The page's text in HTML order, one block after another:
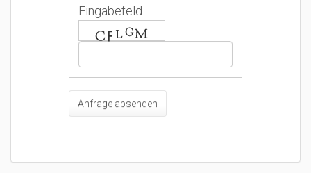
Eingabefeld.
Anfrage absenden